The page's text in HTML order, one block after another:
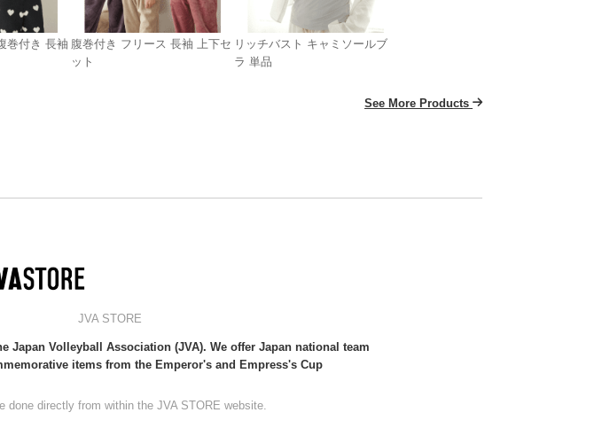
巻付き 長袖 腹巻付き フリース 長袖 上下セ
ット
リッチバスト キャミソールブ
ラ 単品
See More Products
JVA STORE
Japan Volleyball Association (JVA). We offer Japan national team
items from the Emperor's and Empress's Cup
done directly from within the JVA STORE website.